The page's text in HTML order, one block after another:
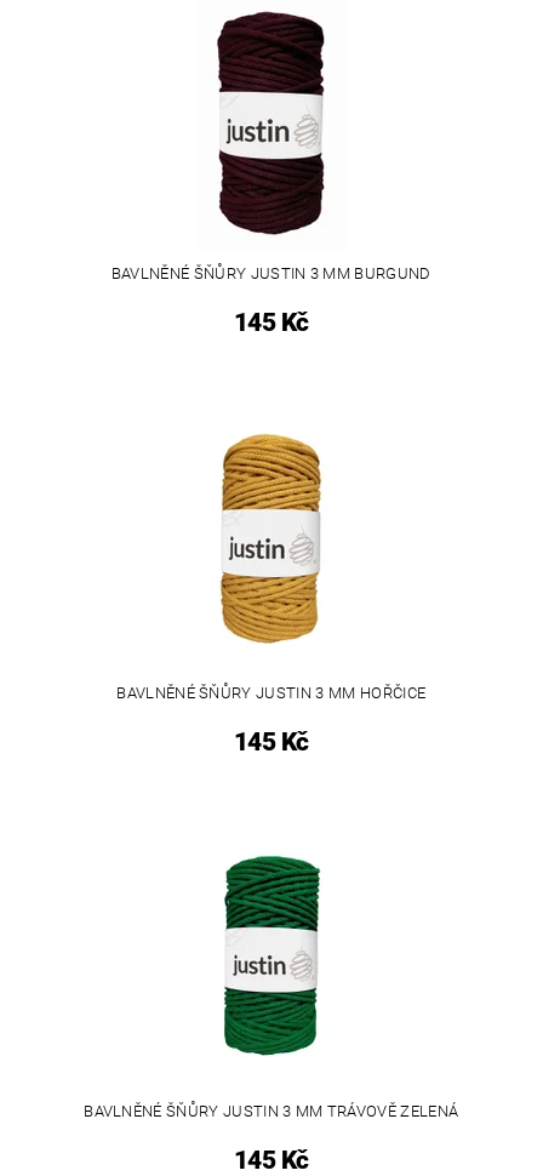
BAVLNĚNÉ ŠŇŮRY JUSTIN 3 MM BURGUND
145 Kč
BAVLNĚNÉ ŠŇŮRY JUSTIN 3 MM HOŘČICE
145 Kč
BAVLNĚNÉ ŠŇŮRY JUSTIN 3 MM TRÁVOVĚ ZELENÁ
145 Kč